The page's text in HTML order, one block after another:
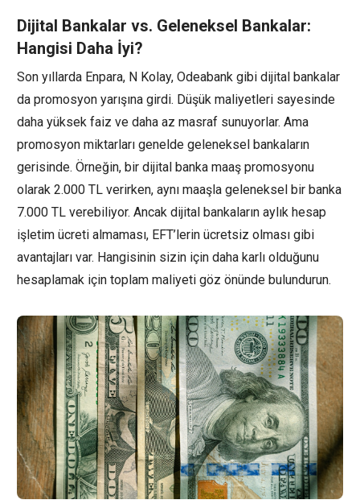
Dijital Bankalar vs. Geleneksel Bankalar:
Hangisi Daha İyi?
Son yıllarda Enpara, N Kolay, Odeabank gibi dijital bankalar
da promosyon yarışına girdi. Düşük maliyetleri sayesinde
daha yüksek faiz ve daha az masraf sunuyorlar. Ama
promosyon miktarları genelde geleneksel bankaların
gerisinde. Örneğin, bir dijital banka maaş promosyonu
olarak 2.000 TL verirken, aynı maaşla geleneksel bir banka
7.000 TL verebiliyor. Ancak dijital bankaların aylık hesap
işletim ücreti almaması, EFT’lerin ücretsiz olması gibi
avantajları var. Hangisinin sizin için daha karlı olduğunu
hesaplamak için toplam maliyeti göz önünde bulundurun.